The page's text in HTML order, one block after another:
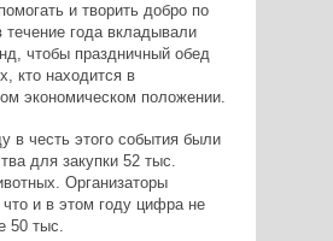
и творить добро по
течение года вкладывали
чтобы праздничный обед
кто находится в
экономическом положении.
в честь этого события были
для закупки 52 тыс.
Организаторы
что и в этом году цифра не
50 тыс.